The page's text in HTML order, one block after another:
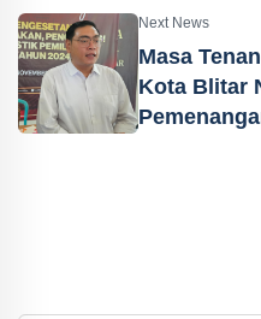
Next News
Masa
Kota Blitar